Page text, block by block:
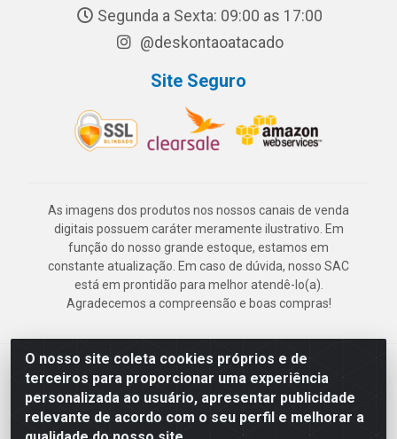
O nosso site coleta cookies próprios e de
terceiros para proporcionar uma experiência
personalizada ao usuário, apresentar publicidade
relevante de acordo com o seu perfil e melhorar a
Segunda a Sexta: 09:00 as 17:00
@deskontaoatacado
Site Seguro
As imagens dos produtos nos nossos canais de venda
digitais possuem caráter meramente ilustrativo. Em
função do nosso grande estoque, estamos em
constante atualização. Em caso de dúvida, nosso SAC
está em prontidão para melhor atendê-lo(a).
Agradecemos a compreensão e boas compras!
Deskontão Atacado - Av. Marechal Mascarenhas de Morais, 2471 -
Imbiribeira - Recife/PE - CEP 51.150-001 - CNPJ 24.150.377/0003-
57